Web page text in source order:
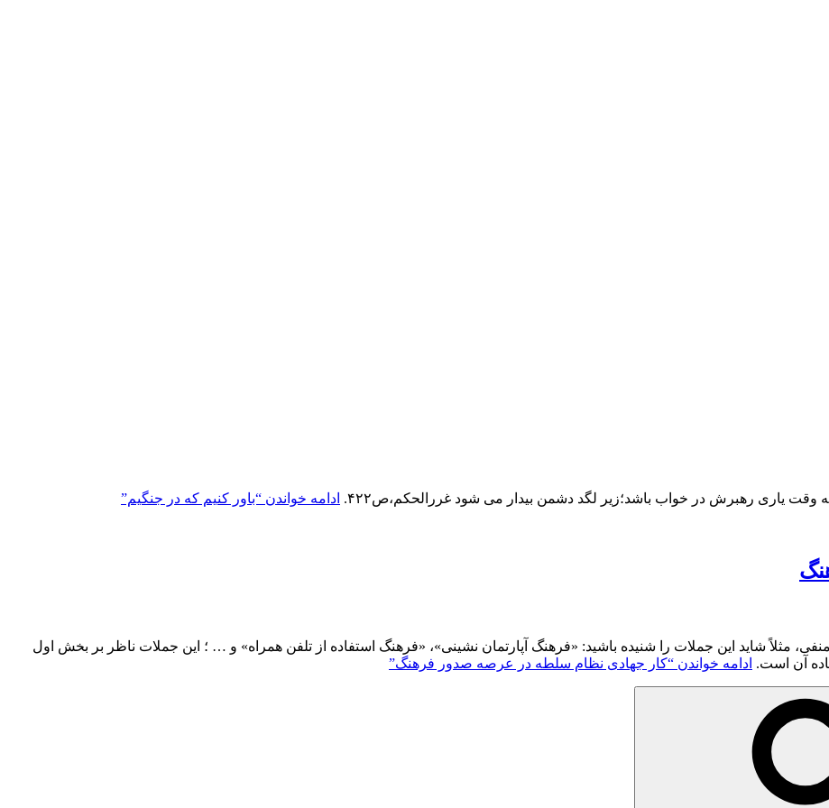
وقت یاری رهبرش در خواب باشد؛زیر لگد دشمن بیدار می شود غررالحکم،ص۴۲۲. ادامه خواندن “باور کنیم که در جنگیم”
مثلاً شاید این جملات را شنیده باشید: «فرهنگ آپارتمان نشینی»، «فرهنگ استفاده از تلفن همراه» و … ؛ این جملات ناظر بر بخش اول
آن است. ادامه خواندن “کار جهادی نظام سلطه در عرصه صدور فرهنگ”